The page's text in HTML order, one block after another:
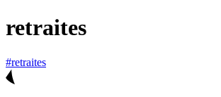
retraites
#retraites